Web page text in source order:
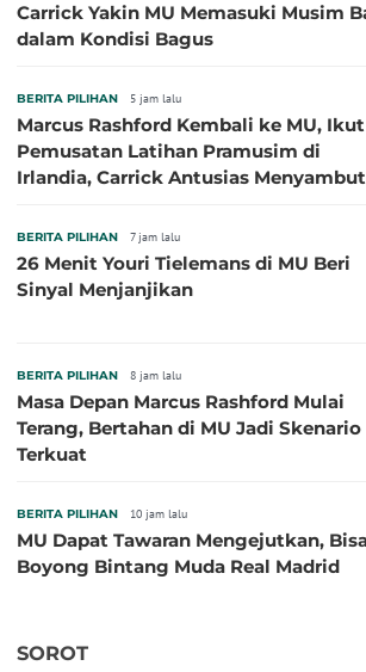
Carrick Yakin MU Memasuki Musim
dalam Kondisi Bagus
BERITA PILIHAN 5 jam lalu
Marcus Rashford Kembali ke MU, Ikut
Pemusatan Latihan Pramusim di
Irlandia, Carrick Antusias Menyambut
BERITA PILIHAN 7 jam lalu
26 Menit Youri Tielemans di MU Beri
Sinyal Menjanjikan
BERITA PILIHAN 8 jam lalu
Masa Depan Marcus Rashford Mulai
Terang, Bertahan di MU Jadi Skenario
Terkuat
BERITA PILIHAN 10 jam lalu
MU Dapat Tawaran Mengejutkan,
Boyong Bintang Muda Real Madrid
SOROT